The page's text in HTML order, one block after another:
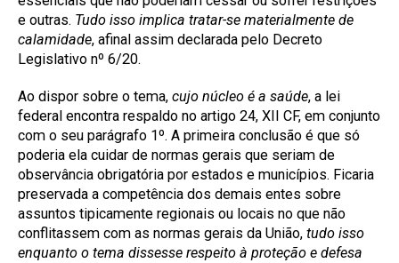
e outras. Tudo isso implica tratar-se materialmente de
calamidade, afinal assim declarada pelo Decreto
Legislativo nº 6/20.
Ao dispor sobre o tema, cujo núcleo é a saúde, a lei
federal encontra respaldo no artigo 24, XII CF, em conjunto
com o seu parágrafo 1º. A primeira conclusão é que só
poderia ela cuidar de normas gerais que seriam de
observância obrigatória por estados e municípios. Ficaria
preservada a competência dos demais entes sobre
assuntos tipicamente regionais ou locais no que não
conflitassem com as normas gerais da União, tudo isso
enquanto o tema dissesse respeito à proteção e defesa